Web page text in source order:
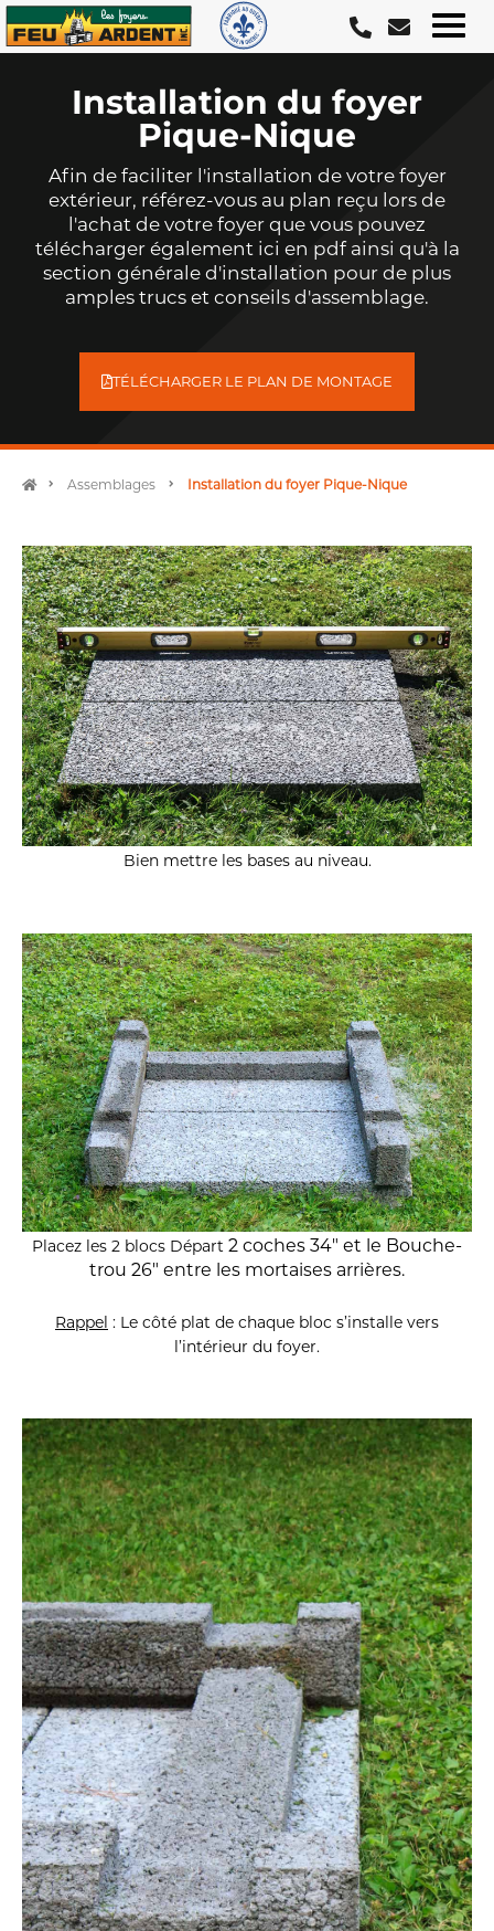
Aller
au
Installation du foyer
Pique-Nique
Afin de faciliter l'installation de votre foyer
extérieur, référez-vous au plan reçu lors de
l'achat de votre foyer que vous pouvez
télécharger également ici en pdf ainsi qu'à la
section générale d'installation pour de plus
amples trucs et conseils d'assemblage.
TÉLÉCHARGER LE PLAN DE MONTAGE
Assemblages Installation du foyer Pique-Nique
Bien mettre les bases au niveau.
Placez les 2 blocs Départ 2 coches 34″ et le Bouche-
trou 26″ entre les mortaises arrières.
Rappel : Le côté plat de chaque bloc s’installe vers
l’intérieur du foyer.